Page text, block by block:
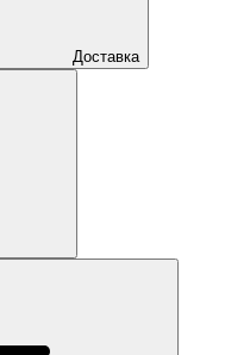
Доставка